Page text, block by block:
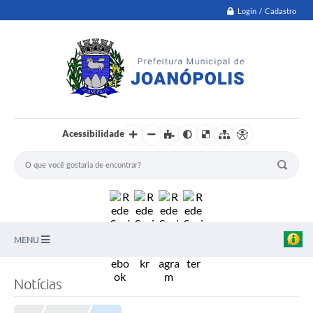
Login / Cadastro
Acessibilidade
MENU
Notícias